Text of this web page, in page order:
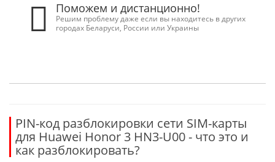
Поможем и дистанционно!
Решим проблему даже если вы находитесь в других
городах Беларуси, России или Украины
PIN-код разблокировки сети SIM-карты
для Huawei Honor 3 HN3-U00 - что это и
как разблокировать?